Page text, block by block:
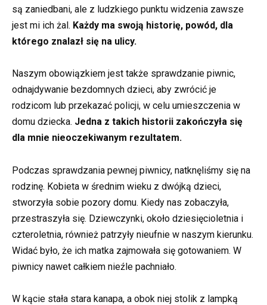
są zaniedbani, ale z ludzkiego punktu widzenia zawsze
jest mi ich żal. Każdy ma swoją historię, powód, dla
którego znalazł się na ulicy.
Naszym obowiązkiem jest także sprawdzanie piwnic,
odnajdywanie bezdomnych dzieci, aby zwrócić je
rodzicom lub przekazać policji, w celu umieszczenia w
domu dziecka. Jedna z takich historii zakończyła się
dla mnie nieoczekiwanym rezultatem.
Podczas sprawdzania pewnej piwnicy, natknęliśmy się na
rodzinę. Kobieta w średnim wieku z dwójką dzieci,
stworzyła sobie pozory domu. Kiedy nas zobaczyła,
przestraszyła się. Dziewczynki, około dziesięcioletnia i
czteroletnia, również patrzyły nieufnie w naszym kierunku.
Widać było, że ich matka zajmowała się gotowaniem. W
piwnicy nawet całkiem nieźle pachniało.
W kącie stała stara kanapa, a obok niej stolik z lampką